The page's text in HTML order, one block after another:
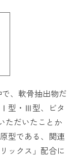
、軟骨抽出物だ
Ⅰ型・Ⅲ型、ビタ
ただいたことか
型である、関連
ックス」配合に